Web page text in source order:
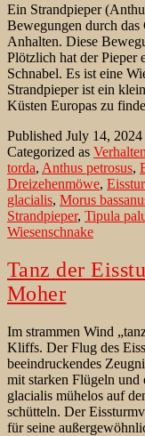
Ein Strandpieper
Bewegungen durch
Anhalten. Diese
Plötzlich hat der Pieper
Schnabel. Es ist eine
Strandpieper ist ein
Küsten Europas zu
Published July 14, 2024
Categorized as Verhalten
torda, Anthus petrosus,
Dreizehenmöwe,
glacialis, Morus
Strandpieper, Tipula
Wiesenschnake
Tanz der
Moher
Im strammen Wind
Kliffs. Der Flug des
beeindruckendes
mit starken Flügeln und
glacialis mühelos auf
schütteln. Der
für seine